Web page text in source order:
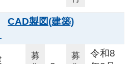
CAD製図(建築)
募
募
令和8